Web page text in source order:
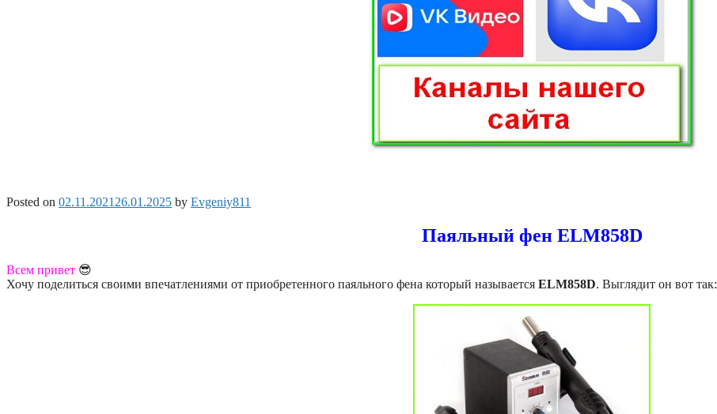
Posted on 02.11.202126.01.2025 by Evgeniy811
Паяльный фен ELM858D
Всем привет 😎
Хочу поделиться своими впечатлениями от приобретенного паяльного фена который называется ELM858D. Выглядит он вот так: